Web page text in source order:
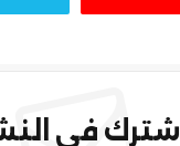
اشترك في